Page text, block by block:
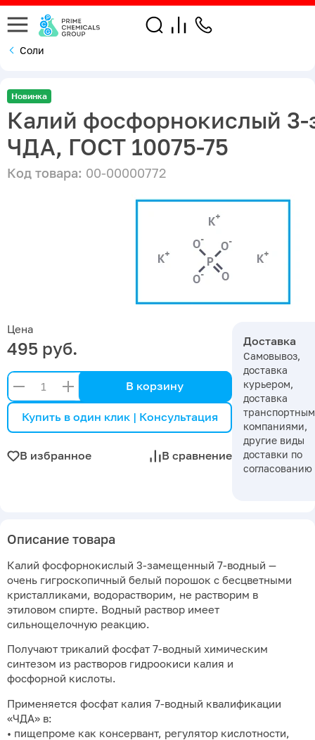
Соли
Новинка
Калий фосфорнокислый 3-
ЧДА, ГОСТ 10075-75
Код товара: 00-00000772
Цена
495 руб.
В корзину
Купить в один клик | Консультация
В избранное В сравнение
Доставка
Самовывоз,
доставка
курьером,
доставка
компаниями,
другие виды
доставки по
согласованию
Описание товара
Калий фосфорнокислый 3-замещенный 7-водный —
очень гигроскопичный белый порошок с бесцветными
кристалликами, водорастворим, не растворим в
этиловом спирте. Водный раствор имеет
сильнощелочную реакцию.
Получают трикалий фосфат 7-водный химическим
синтезом из растворов гидроокиси калия и
фосфорной кислоты.
Применяется фосфат калия 7-водный квалификации
«ЧДА» в:
• пищепроме как консервант, регулятор кислотности,